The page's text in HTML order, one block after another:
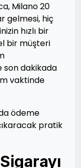
Milano 20
gelmesi, hiç
hızlı bir
bir müşteri
son dakikada
vaktinde
ödeme
pratik